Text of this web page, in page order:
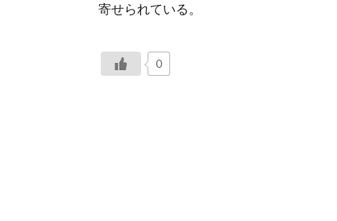
寄せられている。
0